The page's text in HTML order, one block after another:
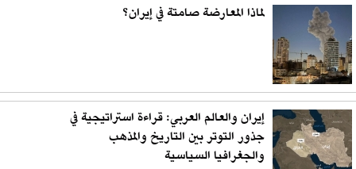
لماذا المعارضة صامتة في إيران؟
إيران والعالم العربي: قراءة استراتيجية في
جذور التوتر بين التاريخ والمذهب
والجغرافيا السياسية